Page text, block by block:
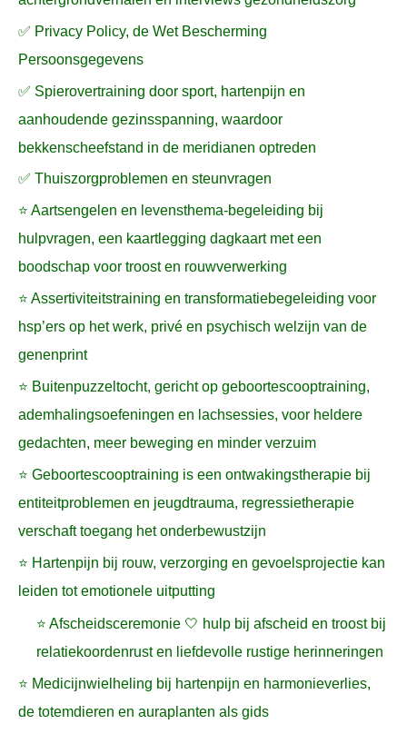
✅ Privacy Policy, de Wet Bescherming
Persoonsgegevens
✅ Spierovertraining door sport, hartenpijn en
aanhoudende gezinsspanning, waardoor
bekkenscheefstand in de meridianen optreden
✅ Thuiszorgproblemen en steunvragen
⭐ Aartsengelen en levensthema-begeleiding bij
hulpvragen, een kaartlegging dagkaart met een
boodschap voor troost en rouwverwerking
⭐ Assertiviteitstraining en transformatiebegeleiding voor
hsp’ers op het werk, privé en psychisch welzijn van de
genenprint
⭐ Buitenpuzzeltocht, gericht op geboortescooptraining,
ademhalingsoefeningen en lachsessies, voor heldere
gedachten, meer beweging en minder verzuim
⭐ Geboortescooptraining is een ontwakingstherapie bij
entiteitproblemen en jeugdtrauma, regressietherapie
verschaft toegang het onderbewustzijn
⭐ Hartenpijn bij rouw, verzorging en gevoelsprojectie kan
leiden tot emotionele uitputting
⭐ Afscheidsceremonie 🤍 hulp bij afscheid en troost bij
relatiekoordenrust en liefdevolle rustige herinneringen
⭐ Medicijnwielheling bij hartenpijn en harmonieverlies,
de totemdieren en auraplanten als gids